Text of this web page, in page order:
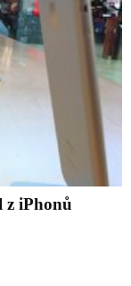
z iPhonů